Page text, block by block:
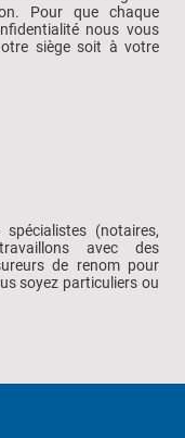
Pour que chaque
nous vous
siège soit à votre
(notaires,
avec des
de renom pour
soyez particuliers ou